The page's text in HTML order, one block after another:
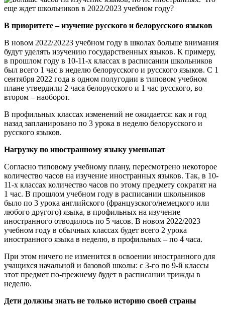
В приоритете – изучение русского и белорусского языков
В новом 2022/20223 учебном году в школах больше внимания
будут уделять изучению государственных языков. К примеру,
в прошлом году в 10-11-х классах в расписании школьников
был всего 1 час в неделю белорусского и русского языков. С 1
сентября 2022 года в одном полугодии в типовом учебном
плане утвердили 2 часа белорусского и 1 час русского, во
втором – наоборот.
В профильных классах изменений не ожидается: как и год
назад запланировано по 3 урока в неделю белорусского и
русского языков.
Нагрузку по иностранному языку уменьшат
Согласно типовому учебному плану, пересмотрено некоторое
количество часов на изучение иностранных языков. Так, в 10-
11-х классах количество часов по этому предмету сократят на
1 час. В прошлом учебном году в расписании школьников
было по 3 урока английского (французского/немецкого или
любого другого) языка, в профильных на изучение
иностранного отводилось по 5 часов. В новом 2022/2023
учебном году в обычных классах будет всего 2 урока
иностранного языка в неделю, в профильных – по 4 часа.
При этом ничего не изменится в освоении иностранного для
учащихся начальной и базовой школы: с 3-го по 9-й классы
этот предмет по-прежнему будет в расписании трижды в
неделю.
Дети должны знать не только историю своей страны